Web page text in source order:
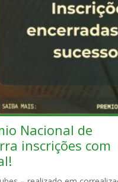
Nacional de
inscrições com